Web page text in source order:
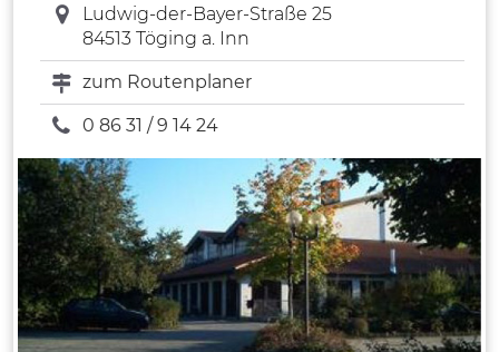
Ludwig-der-Bayer-Straße 25
84513 Töging a. Inn
zum Routenplaner
0 86 31 / 9 14 24